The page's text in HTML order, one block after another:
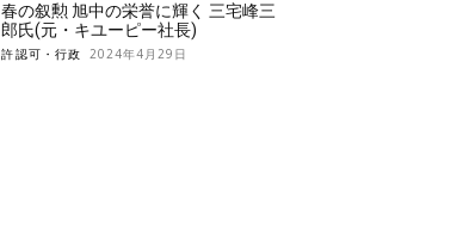
春の叙勲 旭中の栄誉に輝く 三宅峰三
郎氏(元・キユーピー社長)
許認可・行政 2024年4月29日